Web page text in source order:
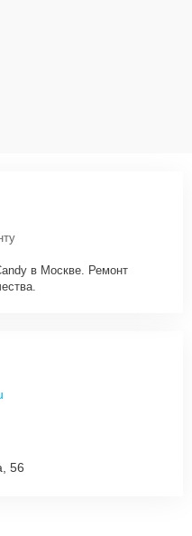
в Москве. Ремонт
56